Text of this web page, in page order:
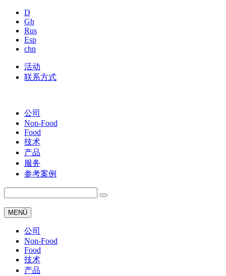
D
Gb
Rus
Esp
chn
活动
联系方式
公司
Non-Food
Food
技术
产品
服务
参考案例
MENÜ
公司
Non-Food
Food
技术
产品